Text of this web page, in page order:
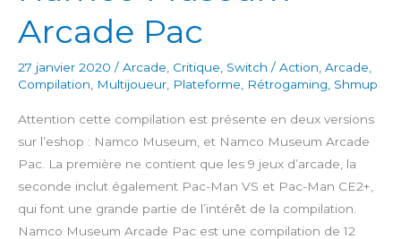
Arcade Pac
27 janvier 2020 / Arcade Critique Switch / Action Arcade
Compilation
Multijoueur Plateforme Rétrogaming Shmup
Attention cette compilation est présente en deux versions
sur l’eshop : Namco Museum, et Namco Museum Arcade
Pac. La première ne contient que les 9 jeux d’arcade, la
seconde inclut également Pac-Man VS et Pac-Man CE2+,
qui font une grande partie de l’intérêt de la compilation.
Namco Museum Arcade Pac est une compilation de 12